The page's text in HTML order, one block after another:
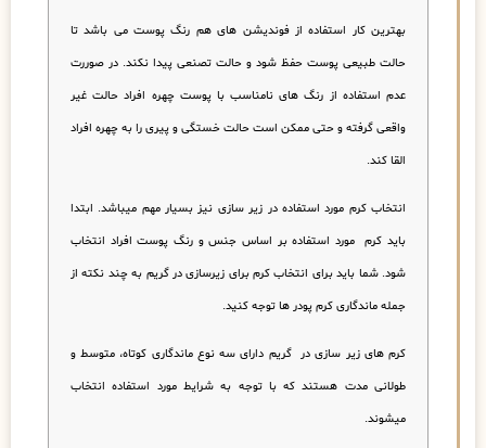
بهترین کار استفاده از فوندیشن های هم رنگ پوست می باشد تا
حالت طبیعی پوست حفظ شود و حالت تصنعی پیدا نکند. در صوررت
عدم استفاده از رنگ های نامناسب با پوست چهره افراد حالت غیر
واقعی گرفته و حتی ممکن است حالت خستگی و پیری را به چهره افراد
القا کند.
انتخاب کرم مورد استفاده در زیر سازی نیز بسیار مهم میباشد. ابتدا
باید کرم مورد استفاده بر اساس جنس و رنگ پوست افراد انتخاب
شود. شما باید برای انتخاب کرم برای زیرسازی در گریم به چند نکته از
جمله ماندگاری کرم پودر ها توجه کنید.
کرم های زیر سازی در گریم دارای سه نوع ماندگاری کوتاه، متوسط و
طولانی مدت هستند که با توجه به شرایط مورد استفاده انتخاب
میشوند.